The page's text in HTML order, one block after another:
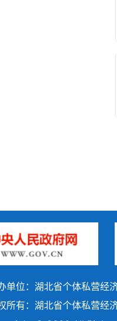
单位：湖北省个体私营经
所有：湖北省个体私营经